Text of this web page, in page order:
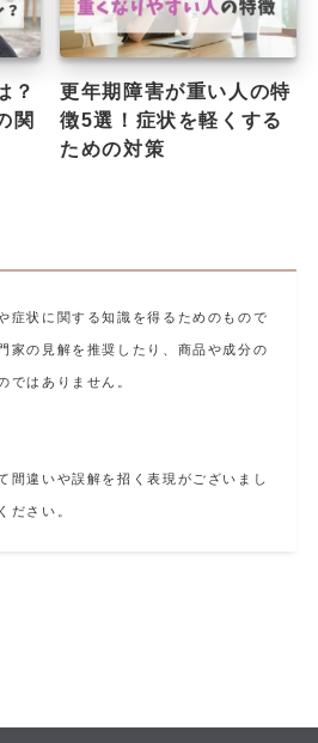
？
関
更年期障害が重い人の特
徴5選！症状を軽くする
ための対策
症状に関する知識を得るためのもので
家の見解を推奨したり、商品や成分の
ではありません。
間違いや誤解を招く表現がございまし
ださい。